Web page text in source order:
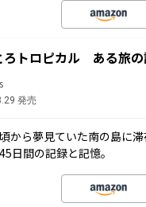
ろトロピカル ある旅
発売
から夢見ていた南の島に
日間の記録と記憶。